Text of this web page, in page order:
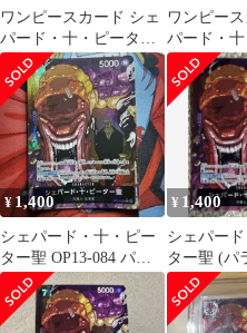
ワンピースカード シェ
パード・十・ピーター
聖 OP13-084
ワンピー
パード・十
聖 OP13-
レル
¥1,400
シェパード・十・ピー
ター聖 OP13-084 パラ
レル 素体 ワンピースカ
ード
¥ 1,400
シェパー
ター聖 (パ
OP13-084